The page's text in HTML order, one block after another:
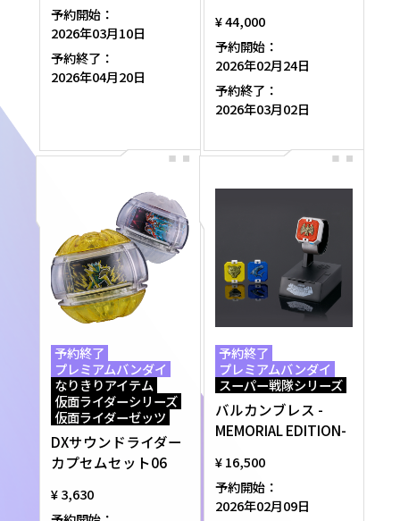
予約開始：
2026年03月10日
予約終了：
2026年04月20日
¥ 44,000
予約開始：
2026年02月24日
予約終了：
2026年03月02日
予約終了
プレミアムバンダイ
なりきりアイテム
仮面ライダーシリーズ
仮面ライダーゼッツ
DXサウンドライダー
カプセムセット06
¥ 3,630
予約終了
プレミアムバンダイ
スーパー戦隊シリーズ
バルカンブレス -
MEMORIAL EDITION-
¥ 16,500
予約開始：
2026年02月09日